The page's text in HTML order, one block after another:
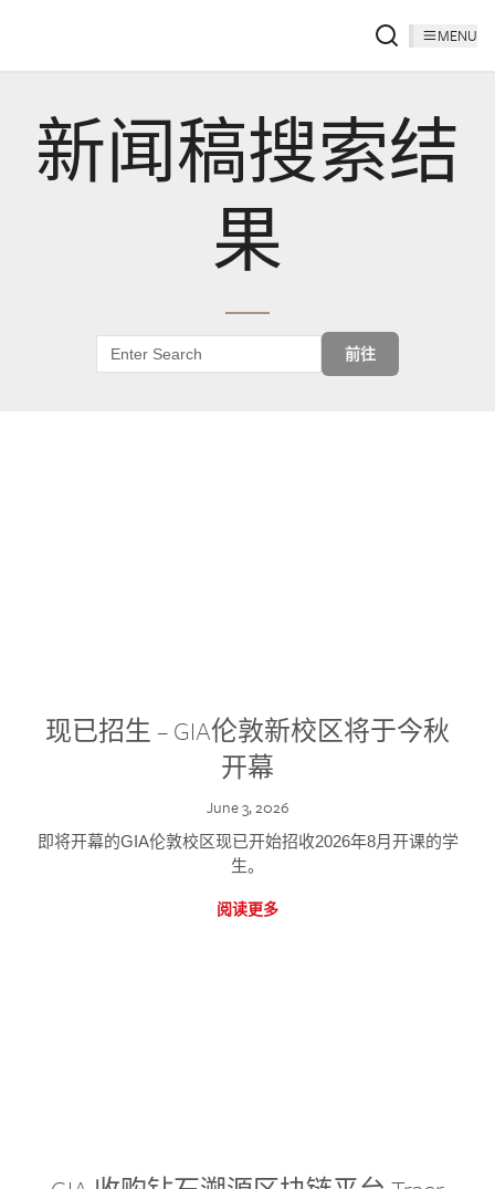
MENU
新闻稿搜索结
果
前往
现已招生 – GIA伦敦新校区将于今秋
开幕
June 3, 2026
即将开幕的GIA伦敦校区现已开始招收2026年8月开课的学
生。
阅读更多